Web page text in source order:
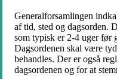
Generalforsamlingen
af tid, sted og dagsorden.
som typisk er 2-4 uger før
Dagsordenen skal være
behandles. Der er også
dagsordenen og for at